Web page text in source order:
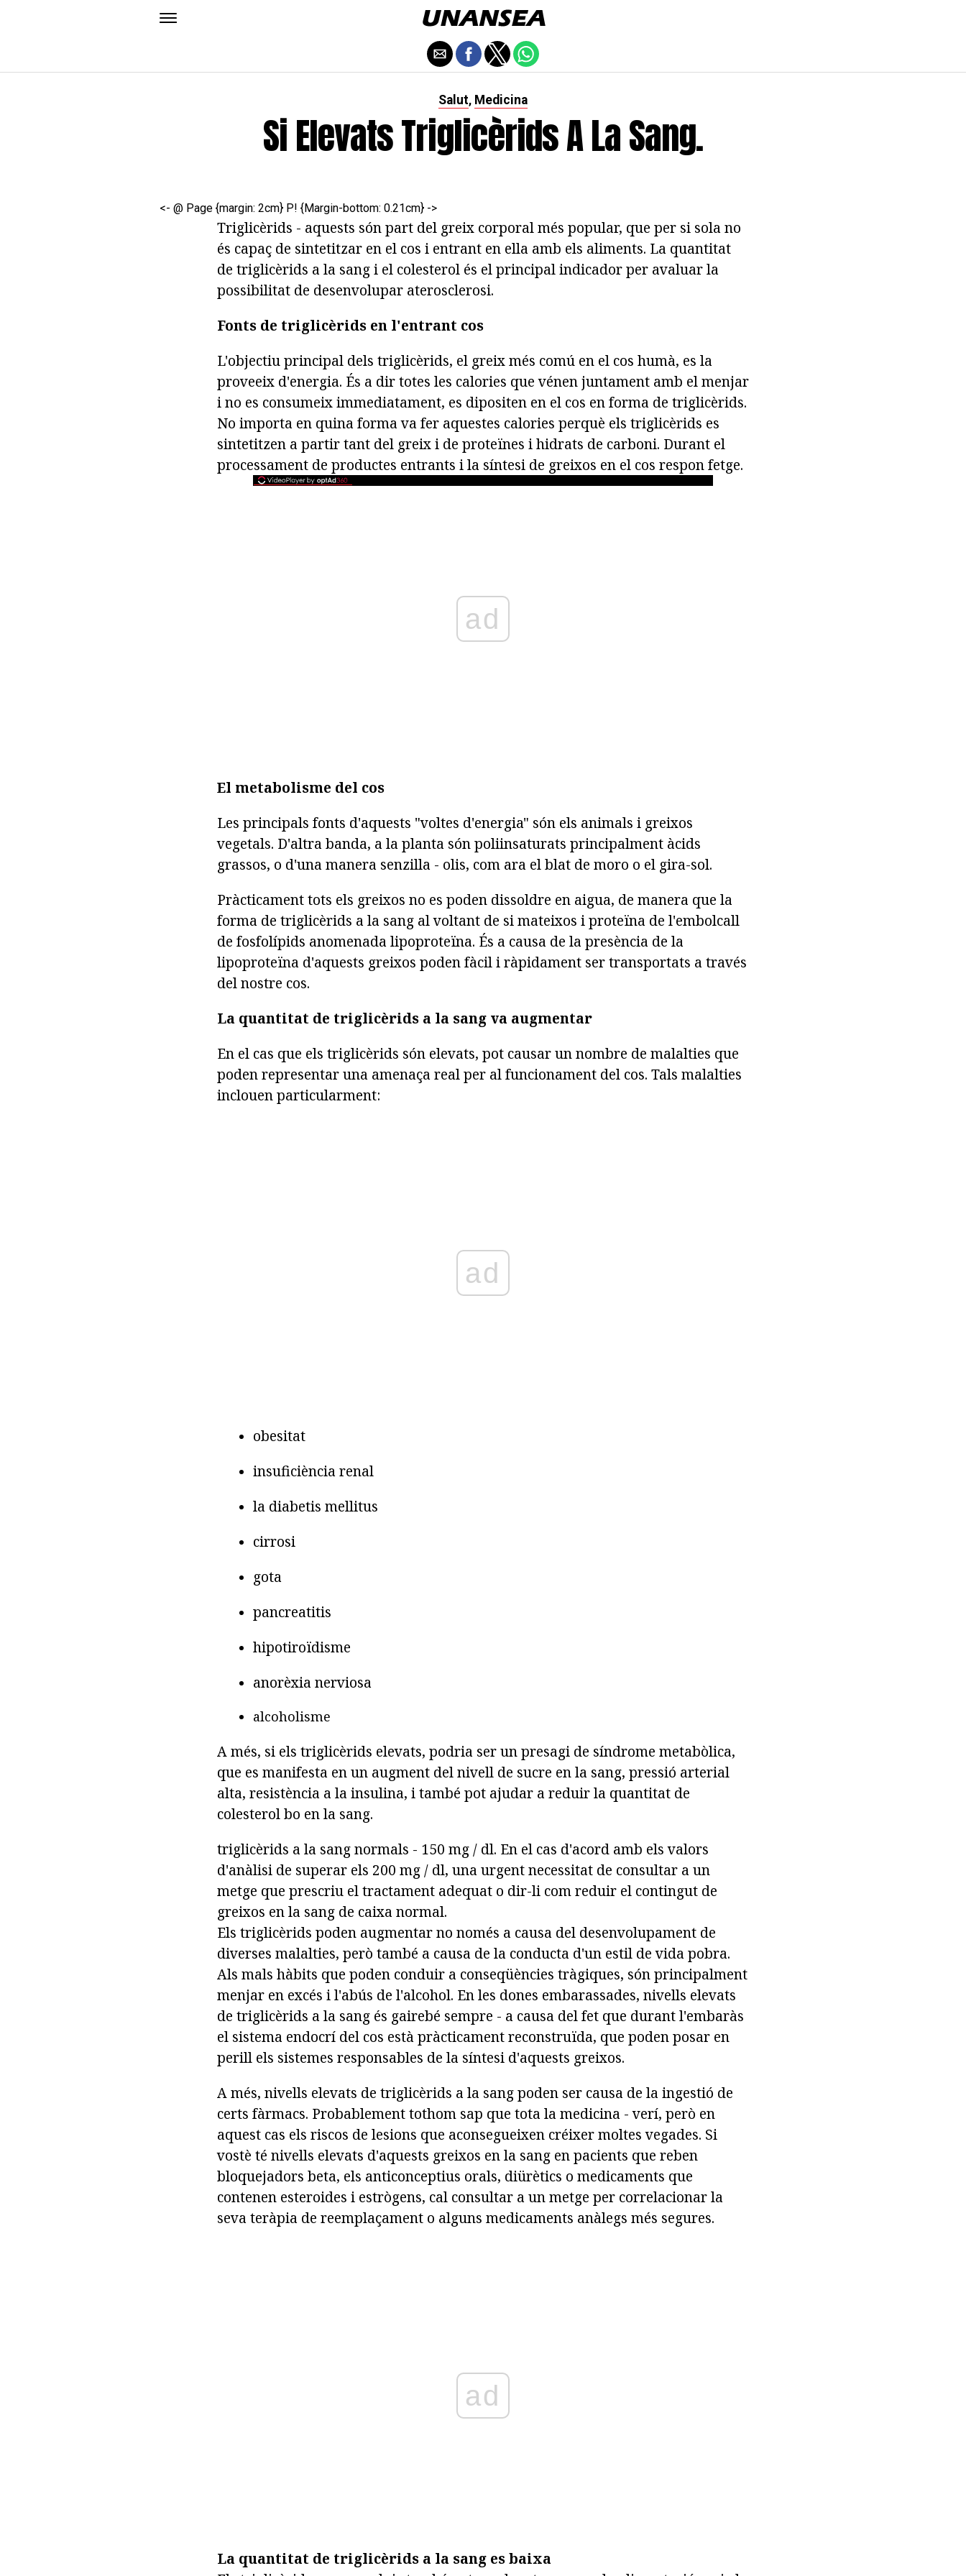
Salut, Medicina
Si Elevats Triglicèrids A La Sang.
<- @ Page {margin: 2cm} P! {Margin-bottom: 0.21cm} ->
Triglicèrids - aquests són part del greix corporal més popular, que per si sola no
és capaç de sintetitzar en el cos i entrant en ella amb els aliments. La quantitat
de triglicèrids a la sang i el colesterol és el principal indicador per avaluar la
possibilitat de desenvolupar aterosclerosi.
Fonts de triglicèrids en l'entrant cos
L'objectiu principal dels triglicèrids, el greix més comú en el cos humà, es la
proveeix d'energia. És a dir totes les calories que vénen juntament amb el menjar
i no es consumeix immediatament, es dipositen en el cos en forma de triglicèrids.
No importa en quina forma va fer aquestes calories perquè els triglicèrids es
sintetitzen a partir tant del greix i de proteïnes i hidrats de carboni. Durant el
processament de productes entrants i la síntesi de greixos en el cos respon fetge.
ad
El metabolisme del cos
Les principals fonts d'aquests "voltes d'energia" són els animals i greixos
vegetals. D'altra banda, a la planta són poliinsaturats principalment àcids
grassos, o d'una manera senzilla - olis, com ara el blat de moro o el gira-sol.
Pràcticament tots els greixos no es poden dissoldre en aigua, de manera que la
forma de triglicèrids a la sang al voltant de si mateixos i proteïna de l'embolcall
de fosfolípids anomenada lipoproteïna. És a causa de la presència de la
lipoproteïna d'aquests greixos poden fàcil i ràpidament ser transportats a través
del nostre cos.
La quantitat de triglicèrids a la sang va augmentar
En el cas que els triglicèrids són elevats, pot causar un nombre de malalties que
poden representar una amenaça real per al funcionament del cos. Tals malalties
inclouen particularment:
ad
obesitat
insuficiència renal
la diabetis mellitus
cirrosi
gota
pancreatitis
hipotiroïdisme
anorèxia nerviosa
alcoholisme
A més, si els triglicèrids elevats, podria ser un presagi de síndrome metabòlica,
que es manifesta en un augment del nivell de sucre en la sang, pressió arterial
alta, resistència a la insulina, i també pot ajudar a reduir la quantitat de
colesterol bo en la sang.
triglicèrids a la sang normals - 150 mg / dl. En el cas d'acord amb els valors
d'anàlisi de superar els 200 mg / dl, una urgent necessitat de consultar a un
metge que prescriu el tractament adequat o dir-li com reduir el contingut de
greixos en la sang de caixa normal.
Els triglicèrids poden augmentar no només a causa del desenvolupament de
diverses malalties, però també a causa de la conducta d'un estil de vida pobra.
Als mals hàbits que poden conduir a conseqüències tràgiques, són principalment
menjar en excés i l'abús de l'alcohol. En les dones embarassades, nivells elevats
de triglicèrids a la sang és gairebé sempre - a causa del fet que durant l'embaràs
el sistema endocrí del cos està pràcticament reconstruïda, que poden posar en
perill els sistemes responsables de la síntesi d'aquests greixos.
A més, nivells elevats de triglicèrids a la sang poden ser causa de la ingestió de
certs fàrmacs. Probablement tothom sap que tota la medicina - verí, però en
aquest cas els riscos de lesions que aconsegueixen créixer moltes vegades. Si
vostè té nivells elevats d'aquests greixos en la sang en pacients que reben
bloquejadors beta, els anticonceptius orals, diürètics o medicaments que
contenen esteroides i estrògens, cal consultar a un metge per correlacionar la
seva teràpia de reemplaçament o alguns medicaments anàlegs més segures.
ad
La quantitat de triglicèrids a la sang es baixa